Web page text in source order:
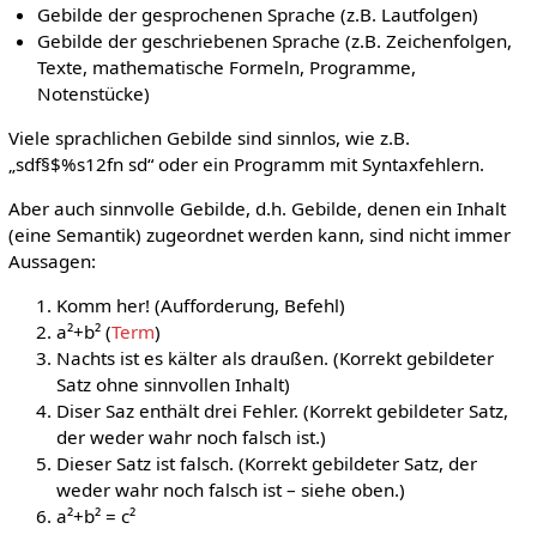
Gebilde der gesprochenen Sprache (z.B. Lautfolgen)
Gebilde der geschriebenen Sprache (z.B. Zeichenfolgen,
Texte, mathematische Formeln, Programme,
Notenstücke)
Viele sprachlichen Gebilde sind sinnlos, wie z.B.
„sdf§$%s12fn sd“ oder ein Programm mit Syntaxfehlern.
Aber auch sinnvolle Gebilde, d.h. Gebilde, denen ein Inhalt
(eine Semantik) zugeordnet werden kann, sind nicht immer
Aussagen:
Komm her! (Aufforderung, Befehl)
a²+b² (Term)
Nachts ist es kälter als draußen. (Korrekt gebildeter
Satz ohne sinnvollen Inhalt)
Diser Saz enthält drei Fehler. (Korrekt gebildeter Satz,
der weder wahr noch falsch ist.)
Dieser Satz ist falsch. (Korrekt gebildeter Satz, der
weder wahr noch falsch ist – siehe oben.)
a²+b² = c²